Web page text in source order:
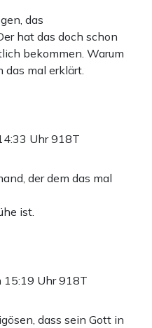
das
hat das doch schon
bekommen. Warum
das mal erklärt.
Uhr918T
der dem das mal
ist.
15:19 Uhr918T
dass sein Gott in